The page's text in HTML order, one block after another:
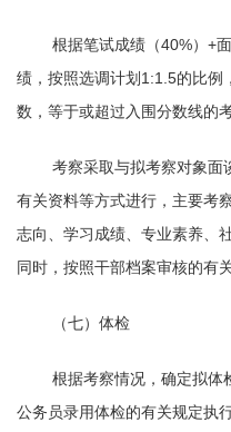
根据笔试成绩（40%） +
绩，按照选调计划 1:1.5的比例
数，等于或超过入围分数线的
考察采取与拟考察对象面
有关资料等方式进行，主要考
志向、学习成绩、专业素养、
同时，按照干部档案审核的有
（七）体检
根据考察情况，确定拟体
公务员录用体检的有关规定执